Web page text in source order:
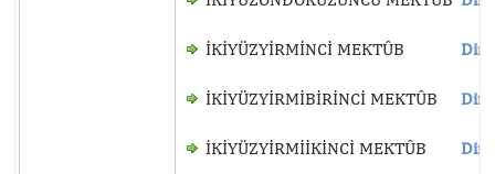
İKİYÜZYİRMİNCİ MEKTÛB
İKİYÜZYİRMİBİRİNCİ MEKTÛB
İKİYÜZYİRMİİKİNCİ MEKTÛB